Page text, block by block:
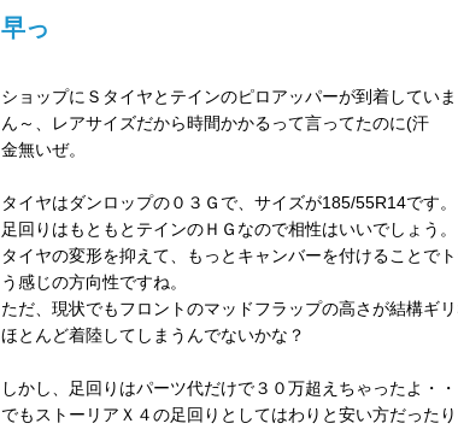
早っ
ショップにＳタイヤとテインのピロアッパーが到着していま
ん～、レアサイズだから時間かかるって言ってたのに(汗
金無いぜ。
タイヤはダンロップの０３Ｇで、サイズが185/55R14です。
足回りはもともとテインのＨＧなので相性はいいでしょう。
タイヤの変形を抑えて、もっとキャンバーを付けることで
う感じの方向性ですね。
ただ、現状でもフロントのマッドフラップの高さが結構ギリ
ほとんど着陸してしまうんでないかな？
しかし、足回りはパーツ代だけで３０万超えちゃったよ・・
でもストーリアＸ４の足回りとしてはわりと安い方だったり